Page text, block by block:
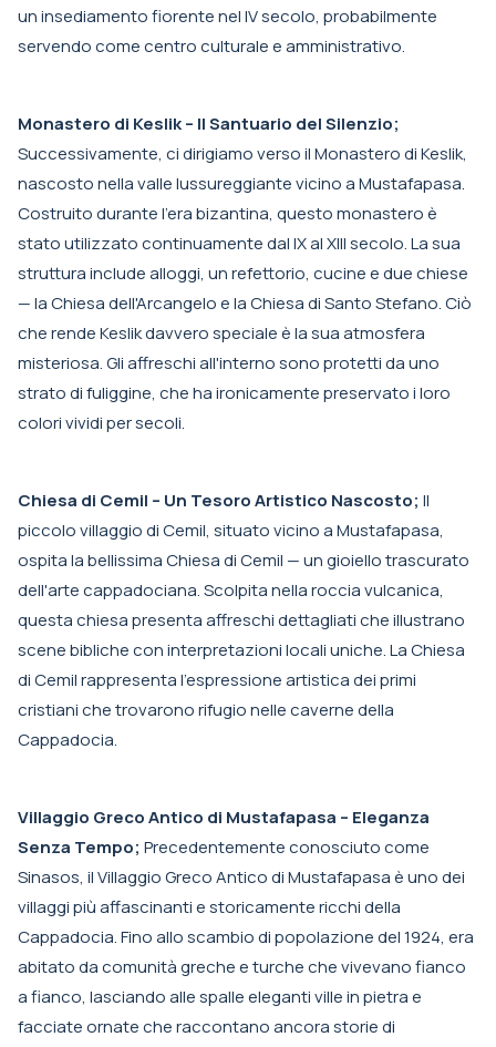
un insediamento fiorente nel IV secolo, probabilmente
servendo come centro culturale e amministrativo.
Monastero di Keslik – Il Santuario del Silenzio;
Successivamente, ci dirigiamo verso il Monastero di Keslik,
nascosto nella valle lussureggiante vicino a Mustafapasa.
Costruito durante l'era bizantina, questo monastero è
stato utilizzato continuamente dal IX al XIII secolo. La sua
struttura include alloggi, un refettorio, cucine e due chiese
— la Chiesa dell'Arcangelo e la Chiesa di Santo Stefano. Ciò
che rende Keslik davvero speciale è la sua atmosfera
misteriosa. Gli affreschi all'interno sono protetti da uno
strato di fuliggine, che ha ironicamente preservato i loro
colori vividi per secoli.
Chiesa di Cemil – Un Tesoro Artistico Nascosto; Il
piccolo villaggio di Cemil, situato vicino a Mustafapasa,
ospita la bellissima Chiesa di Cemil — un gioiello trascurato
dell'arte cappadociana. Scolpita nella roccia vulcanica,
questa chiesa presenta affreschi dettagliati che illustrano
scene bibliche con interpretazioni locali uniche. La Chiesa
di Cemil rappresenta l'espressione artistica dei primi
cristiani che trovarono rifugio nelle caverne della
Cappadocia.
Villaggio Greco Antico di Mustafapasa – Eleganza
Senza Tempo; Precedentemente conosciuto come
Sinasos, il Villaggio Greco Antico di Mustafapasa è uno dei
villaggi più affascinanti e storicamente ricchi della
Cappadocia. Fino allo scambio di popolazione del 1924, era
abitato da comunità greche e turche che vivevano fianco
a fianco, lasciando alle spalle eleganti ville in pietra e
facciate ornate che raccontano ancora storie di